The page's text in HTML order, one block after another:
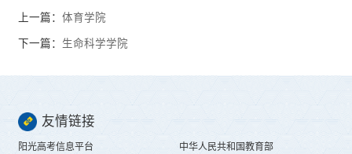
上一篇： 体育学院
下一篇： 生命科学学院
友情链接
阳光高考信息平台
中华人民共和国教育部